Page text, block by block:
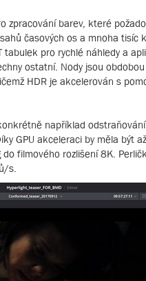
zpracování barev, které
časových os a mnoha
pro rychlé náhledy a
ostatní. Nody jsou
HDR je akcelerován s
například
GPU akceleraci by měla být
filmového rozlišení 8K.
s.